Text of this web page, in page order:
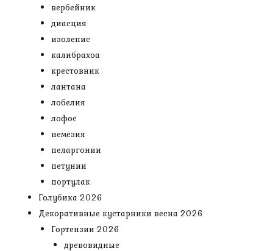
вербейник
диасция
изолепис
калибрахоа
крестовник
лантана
лобелия
лофос
немезия
пеларгонии
петунии
портулак
Голубика 2026
Декоративные кустарники весна 2026
Гортензии 2026
древовидные